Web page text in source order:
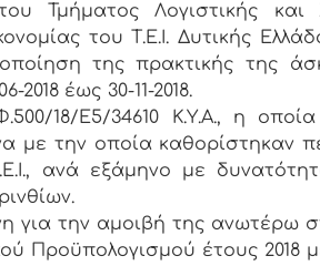
Τμήματος Λογιστικής και
του Τ.Ε.Ι. Δυτικής
της πρακτικής της
2018 έως 30-11-2018.
18/Ε5/34610 Κ.Υ.Α., η
με την οποία καθορίστηκαν
ανά εξάμηνο με
για την αμοιβή της ανωτέρω
Προϋπολογισμού έτους 2018 με